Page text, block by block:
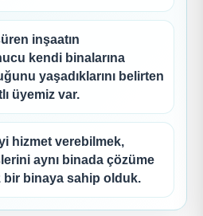
inşaatın
kendi binalarına
yaşadıklarını belirten
üyemiz var.
hizmet verebilmek,
aynı binada çözüme
bir binaya sahip olduk.